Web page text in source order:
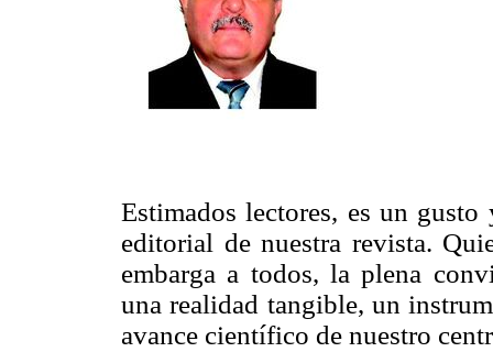
Estimados lectores, es un
editorial de nuestra revista.
embarga a todos, la plena
una realidad tangible, un
avance científico de nuestro